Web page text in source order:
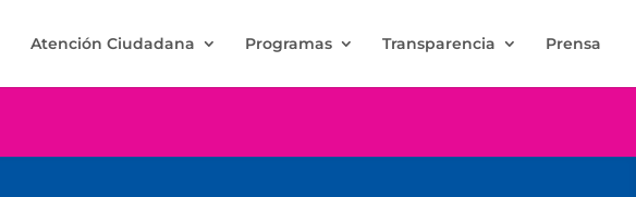
Atención Ciudadana Programas Transparencia Prensa